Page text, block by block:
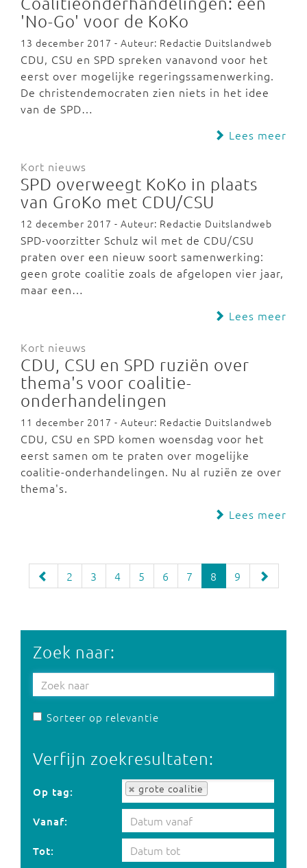
'No-Go' voor de KoKo
13 december 2017 - Auteur: Redactie Duitslandweb
CDU, CSU en SPD spreken vanavond voor het
eerst over mogelijke regeringssamenwerking.
De christendemocraten zien niets in het idee
van de SPD…
Lees meer
Kort nieuws
SPD overweegt KoKo in plaats
van GroKo met CDU/CSU
12 december 2017 - Auteur: Redactie Duitslandweb
SPD-voorzitter Schulz wil met de CDU/CSU
praten over een nieuw soort samenwerking:
geen grote coalitie zoals de afgelopen vier jaar,
maar een…
Lees meer
Kort nieuws
CDU, CSU en SPD ruziën over
thema's voor coalitie-
onderhandelingen
11 december 2017 - Auteur: Redactie Duitslandweb
CDU, CSU en SPD komen woensdag voor het
eerst samen om te praten over mogelijke
coalitie-onderhandelingen. Nu al ruziën ze over
thema's.
Lees meer
2 3 4 5 6 7 8 9
Zoek naar:
Sorteer op relevantie
Verfijn zoekresultaten:
Op tag: grote coalitie
Op tag:
Vanaf:
Tot: